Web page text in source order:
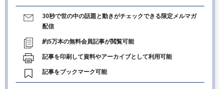
30秒で世の中の話題と動きがチェックできる限定メルマガ
配信
約5万本の無料会員記事が閲覧可能
記事を印刷して資料やアーカイブとして利用可能
記事をブックマーク可能